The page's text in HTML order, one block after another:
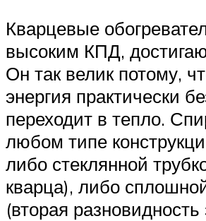
Кварцевые
высоким КПД,
Он так велик потому,
энергия практически
переходит в тепло.
любом типе
либо стеклянной
кварца), либо
(вторая